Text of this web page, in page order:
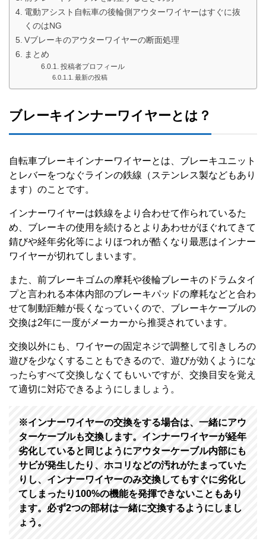
電動アシスト自転車の後輪側アウターワイヤーはすぐに抜
くのはNG
Vブレーキのアウターワイヤーの断面処理
まとめ
投稿者プロフィール
最新の投稿
ブレーキインナーワイヤーとは？
自転車ブレーキインナーワイヤーとは、ブレーキユニット
とレバーをつなぐラインの鉄線（ステンレス製などもあり
ます）のことです。
インナーワイヤーは鉄線をより合わせて作られているた
め、ブレーキの使用を続けるとよりあわせがほぐれてきて
錆びや経年劣化等によりほつれが酷くなり最悪はインナー
ワイヤーが切れてしまいます。
また、前ブレーキゴムの摩耗や後輪ブレーキのドラムタイ
プと言われる本体内部のブレーキパッドの摩耗などと合わ
せて制動距離が長くなっていくので、ブレーキケーブルの
交換は2年に一度がメーカーから推奨されています。
交換以外にも、ワイヤーの固定ネジで調整して引きしろの
遊びを少なくすることもできるので、遊びが効くようにな
ったらすべて交換しなくてもいいですが、交換目安を覚え
て適切に対応できるようにしましょう。
※インナーワイヤーの交換をする場合は、一緒にアウ
ターケーブルも交換します。インナーワイヤーが経年
劣化していると同じようにアウターケーブル内部にも
サビが発生したり、ホコリなどの汚れがたまっていた
りし、インナーワイヤーのみ交換してもすぐに劣化し
てしまったり100%の機能を発揮できないこともあり
ます。必ず2つの部材は一緒に交換するようにしまし
ょう。